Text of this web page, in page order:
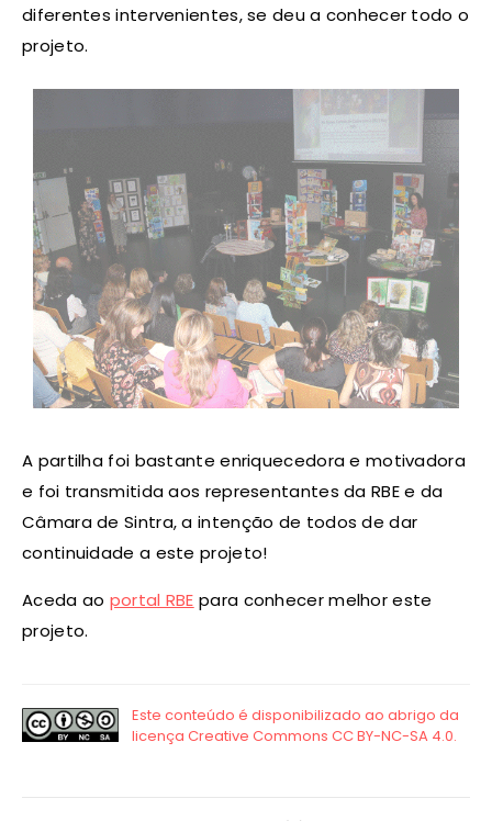
diferentes intervenientes, se deu a conhecer todo o
projeto.
A partilha foi bastante enriquecedora e motivadora
e foi transmitida aos representantes da RBE e da
Câmara de Sintra, a intenção de todos de dar
continuidade a este projeto!
Aceda ao portal RBE para conhecer melhor este
projeto.